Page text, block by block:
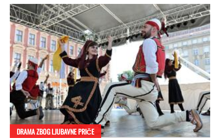
DRAMA ZBOG LJUBAVNE PRIČE